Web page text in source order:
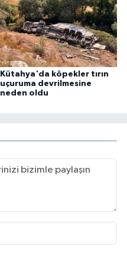
Kütahya'da köpekler tırın
uçuruma devrilmesine
neden oldu